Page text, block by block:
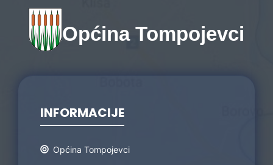
Općina Tompojevci
INFORMACIJE
Općina Tompojevci